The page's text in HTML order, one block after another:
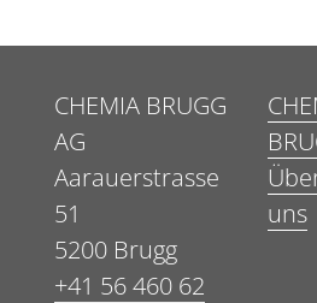
CHEMIA BRUGG
AG
Aarauerstrasse
51
5200 Brugg
+41 56 460 62
uns